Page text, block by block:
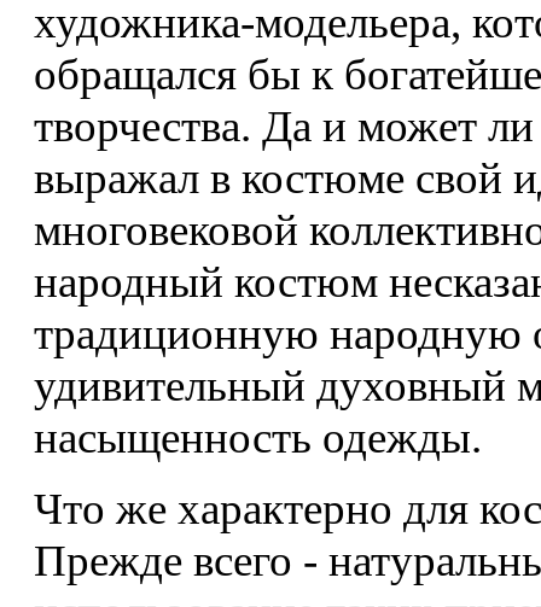
художника-модельера,
обращался бы к
творчества. Да и может
выражал в костюме свой
многовековой
народный костюм
традиционную
удивительный духовный
насыщенность одежды.
Что же характерно для
Прежде всего -